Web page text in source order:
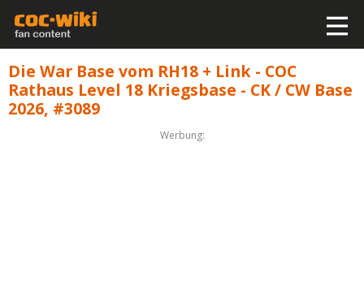
Die War Base vom RH18 + Link - COC
Rathaus Level 18 Kriegsbase - CK / CW Base
2026, #3089
Werbung: